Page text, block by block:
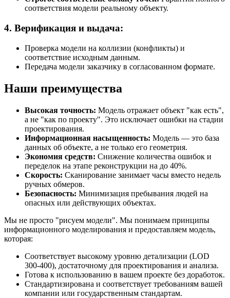
соответствия модели реальному объекту.
4. Верификация и выдача:
Проверка модели на коллизии (конфликты) и
соответствие исходным данным.
Передача модели заказчику в согласованном формате.
Наши преимущества
Высокая точность: Модель отражает объект "как есть",
а не "как по проекту". Это исключает ошибки на стадии
проектирования.
Информационная насыщенность: Модель — это база
данных об объекте, а не только его геометрия.
Экономия средств: Снижение количества ошибок и
переделок на этапе реконструкции на до 40%.
Скорость: Сканирование занимает часы вместо недель
ручных обмеров.
Безопасность: Минимизация пребывания людей на
опасных или действующих объектах.
Мы не просто "рисуем модели". Мы понимаем принципы
информационного моделирования и предоставляем модель,
которая:
Соответствует высокому уровню детализации (LOD
300-400), достаточному для проектирования и анализа.
Готова к использованию в вашем проекте без доработок.
Стандартизирована и соответствует требованиям вашей
компании или государственным стандартам.